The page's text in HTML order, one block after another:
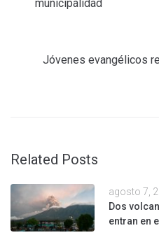
municipalidad
Jóvenes evangélicos
Related Posts
agosto 7,
Dos
entran en